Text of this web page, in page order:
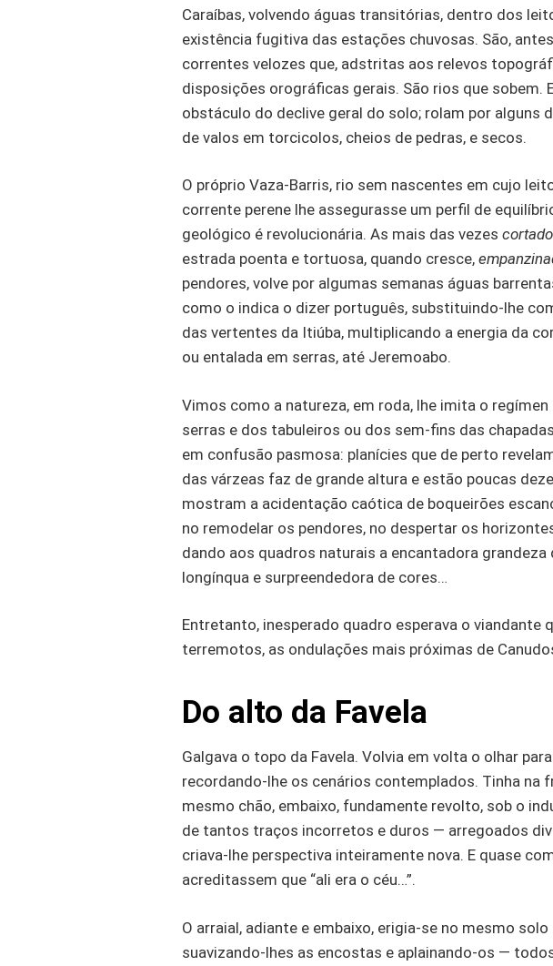
Caraíbas, volvendo águas transitórias, dentro dos
existência fugitiva das estações chuvosas. São,
correntes velozes que, adstritas aos relevos
disposições orográficas gerais. São rios que sobem.
obstáculo do declive geral do solo; rolam por alguns
de valos em torcicolos, cheios de pedras, e secos.
O próprio Vaza-Barris, rio sem nascentes em cujo
corrente perene lhe assegurasse um perfil de
geológico é revolucionária. As mais das vezes cortado
estrada poenta e tortuosa, quando cresce,
pendores, volve por algumas semanas águas
como o indica o dizer português, substituindo-lhe
das vertentes da Itiúba, multiplicando a energia da
ou entalada em serras, até Jeremoabo.
Vimos como a natureza, em roda, lhe imita o
serras e dos tabuleiros ou dos sem-fins das
em confusão pasmosa: planícies que de perto
das várzeas faz de grande altura e estão poucas
mostram a acidentação caótica de boqueirões
no remodelar os pendores, no despertar os
dando aos quadros naturais a encantadora
longínqua e surpreendedora de cores…
Entretanto, inesperado quadro esperava o
terremotos, as ondulações mais próximas de
Do alto da Favela
Galgava o topo da Favela. Volvia em volta o olhar
recordando-lhe os cenários contemplados. Tinha na
mesmo chão, embaixo, fundamente revolto, sob o
de tantos traços incorretos e duros — arregoados
criava-lhe perspectiva inteiramente nova. E quase
acreditassem que “ali era o céu…”.
O arraial, adiante e embaixo, erigia-se no mesmo
suavizando-lhes as encostas e aplainando-os —